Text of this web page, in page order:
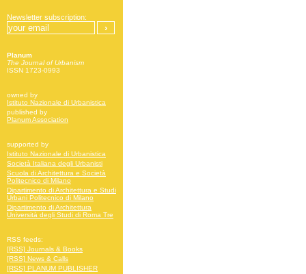
Newsletter subscription:
Planum
The Journal of Urbanism
ISSN 1723-0993
owned by
Istituto Nazionale di Urbanistica
published by
Planum Association
supported by
Istituto Nazionale di Urbanistica
Società Italiana degli Urbanisti
Scuola di Architettura e Società
Politecnico di Milano
Dipartimento di Architettura e Studi
Urbani Politecnico di Milano
Dipartimento di Architettura
Università degli Studi di Roma Tre
RSS feeds:
[RSS] Journals & Books
[RSS] News & Calls
[RSS] PLANUM PUBLISHER